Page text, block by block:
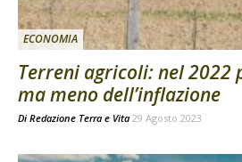
ECONOMIA
Terreni agricoli: nel 2022
ma meno dell’inflazione
Di Redazione Terra e Vita 29 Agosto 2023